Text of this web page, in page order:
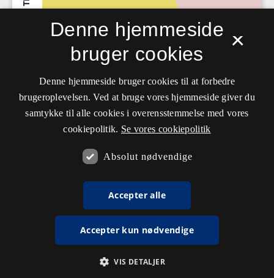
×
Denne hjemmeside
bruger cookies
Denne hjemmeside bruger cookies til at forbedre
brugeroplevelsen. Ved at bruge vores hjemmeside giver du
samtykke til alle cookies i overensstemmelse med vores
cookiepolitik. Se vores cookiepolitik
Absolut nødvendige
Accepter alle
Accepter kun nødvendige
VIS DETALJER